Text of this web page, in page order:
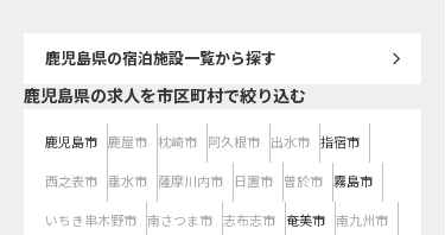
鹿児島県の宿泊施設一覧から探す
鹿児島県の求人を市区町村で絞り込む
鹿児島市 鹿屋市 枕崎市 阿久根市 出水市 指宿市
西之表市 垂水市 薩摩川内市 日置市 曽於市 霧島市
いちき串木野市 南さつま市 志布志市 奄美市 南九州市